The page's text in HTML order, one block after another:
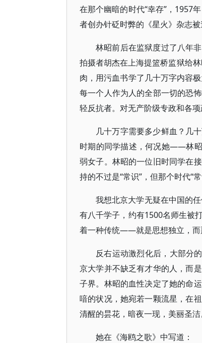
在那个幽暗的时代“幸存”，1957
者创办针砭时弊的《星火》杂志
林昭前后在监狱度过了八年
拍摄者胡杰在上海提篮桥监狱给
肉，用污血书学了几十万字内容
每一个人作为人的全部一切的恐
轻反抗者。对无产阶级专政和各
几十万字需要多少鲜血？几
时期的同学描述，何况她——林昭
弱女子。林昭的一位旧时同学在
持的不过是“常识”，但那个时代“
我想北京大学无疑在中国的
有八千学子，约有1500名师生被
着一种传统——就是思想独立，而
反右运动激烈化后，大部分
京大学并不缺乏有才华的人，而
子界。林昭的血性决定了她的命
喑的状况，她宛若一颗流星，在
清醒的昙花，暗夜一现，美丽圣洁
她在《海鸥之歌》中写道：